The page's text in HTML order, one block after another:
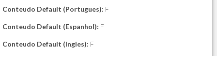
Conteudo Default (Portugues): F
Conteudo Default (Espanhol): F
Conteudo Default (Ingles): F